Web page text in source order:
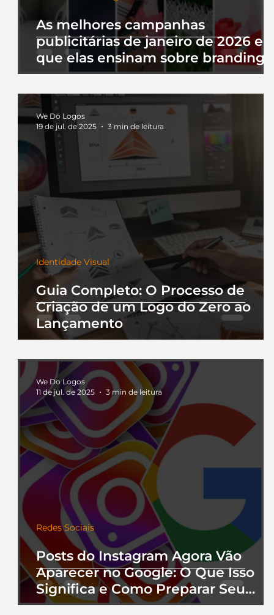
As melhores campanhas
publicitárias de janeiro de 2026 e
que elas ensinam sobre branding
Guia Completo: O Processo de
Criação de um Logo do Zero ao
Lançamento
Identidade Visual
We Do Logos
19 de jul. de 2025
3 min de leitura
Posts do Instagram Agora Vão
Aparecer no Google: O Que Isso
Significa e Como Preparar Seu
Perfil
Redes Sociais
We Do Logos
11 de jul. de 2025
3 min de leitura